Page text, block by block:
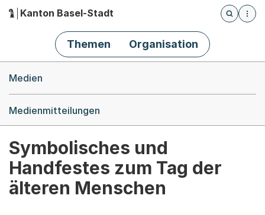
Hauptnavigation
Kanton Basel-Stadt
Öffnet
Themen Organisation
Medien
Medienmitteilungen
Symbolisches und
Handfestes zum Tag der
älteren Menschen